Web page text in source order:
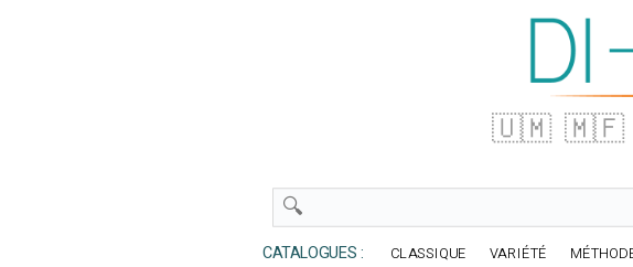
🇺🇲 🇲🇫
CATALOGUES : CLASSIQUE VARIÉTÉ